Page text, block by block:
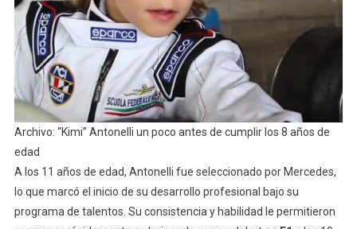
Archivo: “Kimi” Antonelli un poco antes de cumplir los 8 años de
edad
A los 11 años de edad, Antonelli fue seleccionado por Mercedes,
lo que marcó el inicio de su desarrollo profesional bajo su
programa de talentos. Su consistencia y habilidad le permitieron